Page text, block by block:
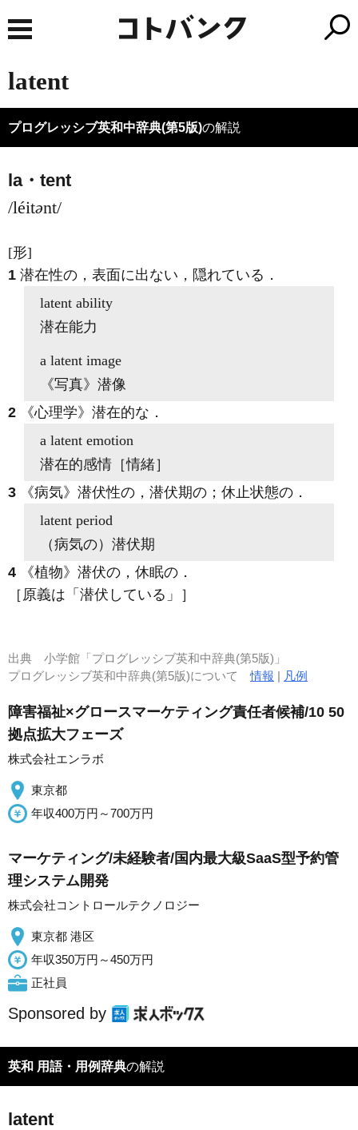
latent
プログレッシブ英和中辞典(第5版)の解説
la・tent
/léitənt/
[形]
1 潜在性の，表面に出ない，隠れている ．
latent ability
潜在能力
a latent image
《写真》 潜像
2
《心理学》 潜在的な ．
a latent emotion
潜在的感情［情緒］
3
《病気》 潜伏性の，潜伏期の；休止状態の ．
latent period
（病気の）潜伏期
4
《植物》 潜伏の，休眠の ．
［原義は「潜伏している」］
出典 小学館「プログレッシブ英和中辞典(第5版)」
プログレッシブ英和中辞典(第5版)について情報 | 凡例
障害福祉×グロースマーケティング責任者候補/10 50
拠点拡大フェーズ
株式会社エンラボ
東京都
年収400万円～700万円
マーケティング/未経験者/国内最大級SaaS型予約管
理システム開発
株式会社コントロールテクノロジー
東京都 港区
年収350万円～450万円
正社員
Sponsored by
英和 用語・用例辞典の解説
latent